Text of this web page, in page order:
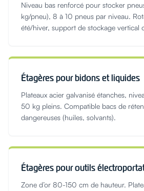
Niveau bas renforcé pour stocker
kg/pneu), 8 à 10 pneus par niveau.
été/hiver, support de stockage vertical
Étagères pour bidons et liquides
Plateaux acier galvanisé étanches,
50 kg pleins. Compatible bacs de
dangereuses (huiles, solvants).
Étagères pour outils
Zone d’or 80-150 cm de hauteur.